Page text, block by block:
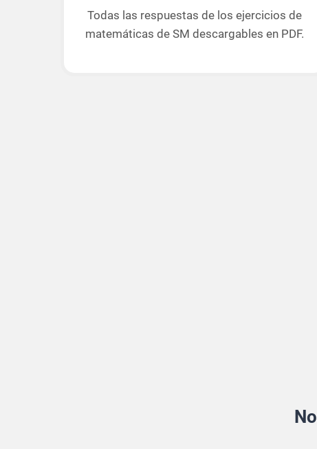
Todas las respuestas de los ejercicios de
matemáticas de SM descargables en PDF.